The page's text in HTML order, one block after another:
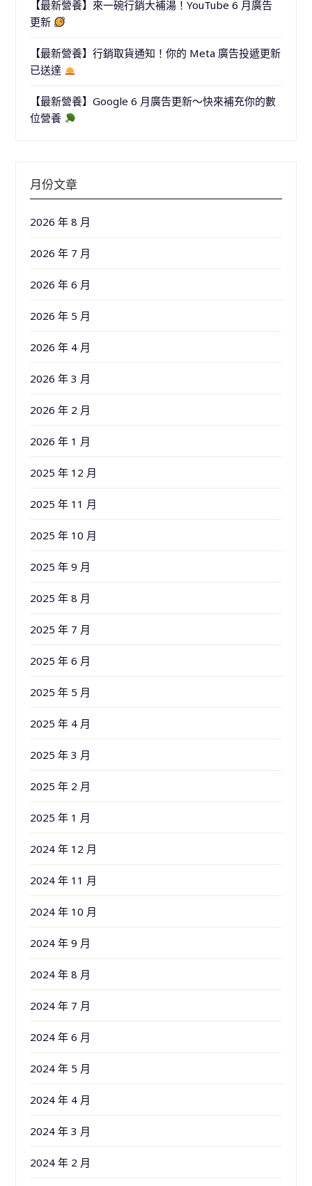
【最新營養】來一碗行銷大補湯！YouTube 6 月廣告
更新
【最新營養】行銷取貨通知！你的 Meta 廣告投遞更新
已送達
【最新營養】Google 6 月廣告更新～快來補充你的數
位營養
月份文章
2026 年 8 月
2026 年 7 月
2026 年 6 月
2026 年 5 月
2026 年 4 月
2026 年 3 月
2026 年 2 月
2026 年 1 月
2025 年 12 月
2025 年 11 月
2025 年 10 月
2025 年 9 月
2025 年 8 月
2025 年 7 月
2025 年 6 月
2025 年 5 月
2025 年 4 月
2025 年 3 月
2025 年 2 月
2025 年 1 月
2024 年 12 月
2024 年 11 月
2024 年 10 月
2024 年 9 月
2024 年 8 月
2024 年 7 月
2024 年 6 月
2024 年 5 月
2024 年 4 月
2024 年 3 月
2024 年 2 月